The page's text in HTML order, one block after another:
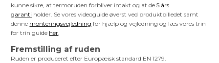
kunne sikre, at termoruden forbliver intakt og at de5 års
garanti holder. Se vores videoguide øverst ved produktbilledet samt
denne monteringsvejledning for hjælp og vejledning og læs vores trin
for trin guide her
Fremstilling af ruden
Ruden er produceret efter Europæisk standard EN 1279.